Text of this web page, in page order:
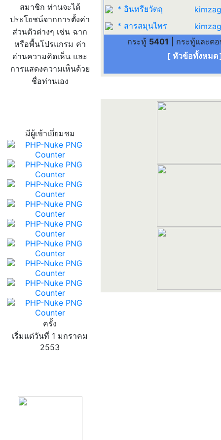
สมาชิก ท่านจะได้
ประโยชน์จากการตั้งค่า
ส่วนตัวต่างๆ เช่น ฉาก
หรือพื้นโปรแกรม ค่า
อ่านความคิดเห็น และ
การแสดงความเห็นด้วย
ชื่อท่านเอง
มีผู้เข้าเยี่ยมชม
ครั้ง
เริ่มแต่วันที่ 1 มกราคม
2553
* อินทรียวัตถุ
* สารสมุนไพร
กระทู้ 5401 | กระทู้และต
[ หัวข้อทั้งหมด